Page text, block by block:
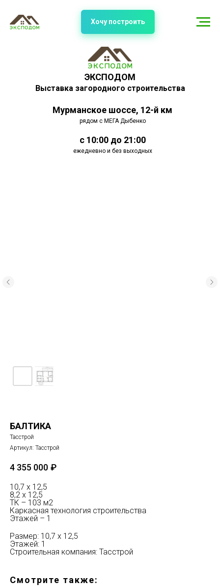
ЭКСПОДОМ
Выставка загородного строительства
Мурманское шоссе, 12-й км
рядом с МЕГА Дыбенко
с 10:00 до 21:00
ежедневно и без выходных
Хочу построить
БАЛТИКА
Тасстрой
Артикул: Тасстрой
4 355 000 ₽
10,7 х 12,5
8,2 х 12,5
ТК – 103 м2
Каркасная технология строительства
Этажей – 1
Размер: 10,7 х 12,5
Этажей: 1
Строительная компания: Тасстрой
Смотрите также: